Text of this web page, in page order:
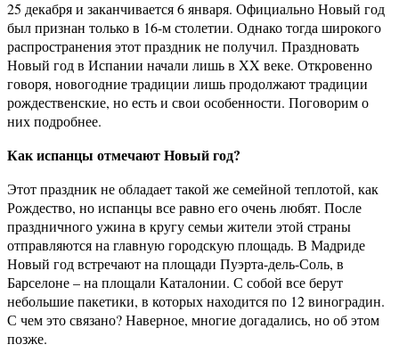
25 декабря и заканчивается 6 января. Официально Новый год
был признан только в 16-м столетии. Однако тогда широкого
распространения этот праздник не получил. Праздновать
Новый год в Испании начали лишь в XX веке. Откровенно
говоря, новогодние традиции лишь продолжают традиции
рождественские, но есть и свои особенности. Поговорим о
них подробнее.
Как испанцы отмечают Новый год?
Этот праздник не обладает такой же семейной теплотой, как
Рождество, но испанцы все равно его очень любят. После
праздничного ужина в кругу семьи жители этой страны
отправляются на главную городскую площадь. В Мадриде
Новый год встречают на площади Пуэрта-дель-Соль, в
Барселоне – на площали Каталонии. С собой все берут
небольшие пакетики, в которых находится по 12 виноградин.
С чем это связано? Наверное, многие догадались, но об этом
позже.